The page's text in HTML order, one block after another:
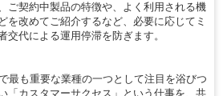
ご契約中製品の特徴や、よく利用される機
を改めてご紹介するなど、必要に応じてミ
交代による運用停滞を防ぎます。
最も重要な業種の一つとして注目を浴びつ
「カスタマーサクセス」という仕事を、共